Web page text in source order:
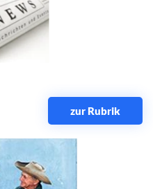
zur Rubrik